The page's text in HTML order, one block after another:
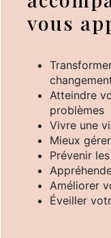
vous
Atteindre
problèmes
Vivre une
Mieux
Prévenir
Améliorer
Éveiller